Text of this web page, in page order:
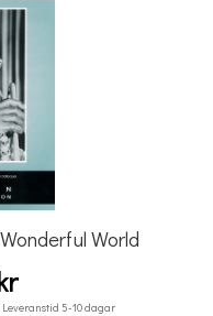
World
Leveranstid 5-10 dagar